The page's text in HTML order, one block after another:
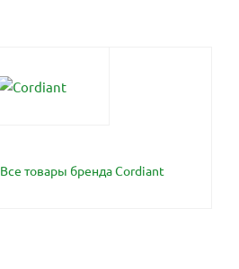
Все товары бренда Cordiant